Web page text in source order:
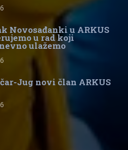
Novosađanki u ARKUS
u rad koji
ulažemo
Jug novi član ARKUS